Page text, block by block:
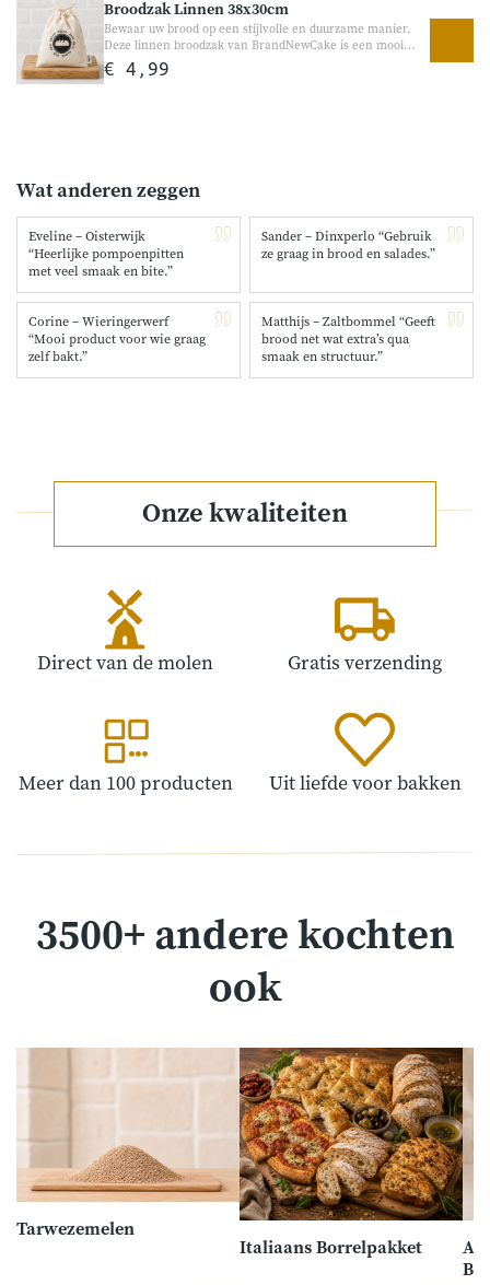
toevoeging aan yoghurt, havermout, brood en
bakrecepten.
Broodzak Linnen 38x30cm
Bewaar uw brood op een stijlvolle en duurzame manier.
Deze linnen broodzak van BrandNewCake is een mooi
alternatief voor plastic broodzakken. De broodzak helpt
brood op een natuurlijke manier te bewaren en geeft
€ 4,99
Wat anderen zeggen
Eveline – Oisterwijk
“Heerlijke pompoenpitten
met veel smaak en bite.”
Sander – Dinxperlo “Gebruik
ze graag in brood en salades.”
Corine – Wieringerwerf
“Mooi product voor wie graag
zelf bakt.”
Matthijs – Zaltbommel “Geeft
brood net wat extra’s qua
smaak en structuur.”
Onze kwaliteiten
Direct van de molen Gratis verzending
Meer dan 100 producten Uit liefde voor bakken
3500+ andere kochten
ook
Tarwezemelen
Italiaans Borrelpakket